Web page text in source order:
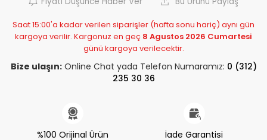
Saat 15:00'a kadar verilen siparişler (hafta sonu hariç) aynı gün
kargoya verilir. Kargonuz en geç 8 Agustos 2026 Cumartesi
günü kargoya verilecektir.
Bize ulaşın:Online Chat yada Telefon Numaramız: 0 (312)
235 30 36
%100 Orijinal Ürün
İade Garantisi